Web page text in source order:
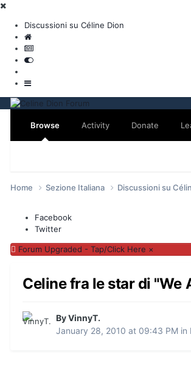
Discussioni su Céline Dion
Browse Activity Donate
Home Sezione Italiana Discussioni su
Facebook
Twitter
Forum Upgraded - Tap/Click Here ×
Celine fra le star di "We
By VinnyT.
January 28, 2010 at 09:43 PM in